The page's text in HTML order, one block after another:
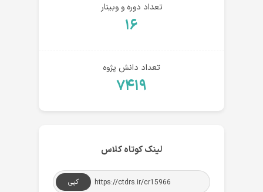
تعداد دوره و وبینار
۱۶
تعداد دانش پژوه
۷۴۱۹
لینک کوتاه کلاس
کپی